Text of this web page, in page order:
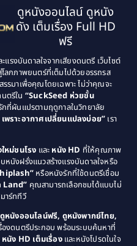
(134)
าสสิก(21)
าสสิก(25)
ก(46)
ก(515)
าวพ้นวัย(1)
Age(3)
(1)
1994
1992
1988
1986
1984
1982
1978
1975
1970
1968
ดูหนังออนไลน์ ดูหนัง
ดัง เต็มเรื่อง Full HD
ฟรี
รงบันดาลใจจากเสียงดนตรี เว็บไซต์
ลกภาพยนตร์ที่เต็มไปด้วยอรรถรส
รมาเพื่อคุณโดยเฉพาะ ไม่ว่าคุณจะ
ตรีใน “SuckSeed ห่วยขั้น
ที่ผันแปรตามฤดูกาลในวิทยาลัย
พราะอากาศเปลี่ยนแปลงบ่อย” เรา
หม่ชนโรง และ หนัง HD ที่ให้คุณภาพ
หนังฝรั่งแนวสร้างแรงบันดาลใจหรือ
หรือหนังรักที่ใช้ดนตรีเชื่อม
Land” คุณสามารถเลือกชมได้แบบไม่
าร์ททีวี
ดูหนังออนไลน์ฟรี, ดูหนังพากย์ไทย,
องดนตรีประกอบ พร้อมระบบค้นหาที่
นัง HD เต็มเรื่องและหนังโปรดในใจ